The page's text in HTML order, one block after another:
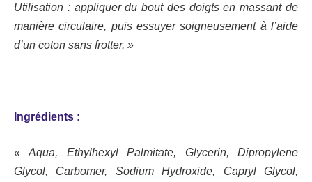
Utilisation : appliquer du bout des doigts en massant de
manière circulaire, puis essuyer soigneusement à l’aide
d’un coton sans frotter. »
Ingrédients :
« Aqua, Ethylhexyl Palmitate, Glycerin, Dipropylene
Glycol, Carbomer, Sodium Hydroxide, Capryl Glycol,